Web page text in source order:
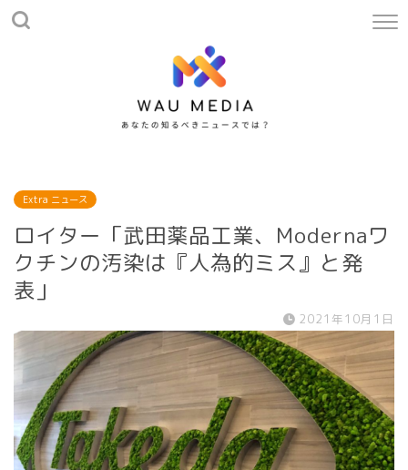
Extra ニュース
ロイター「武田薬品工業、Modernaワ
クチンの汚染は『人為的ミス』と発
表」
2021年10月1日